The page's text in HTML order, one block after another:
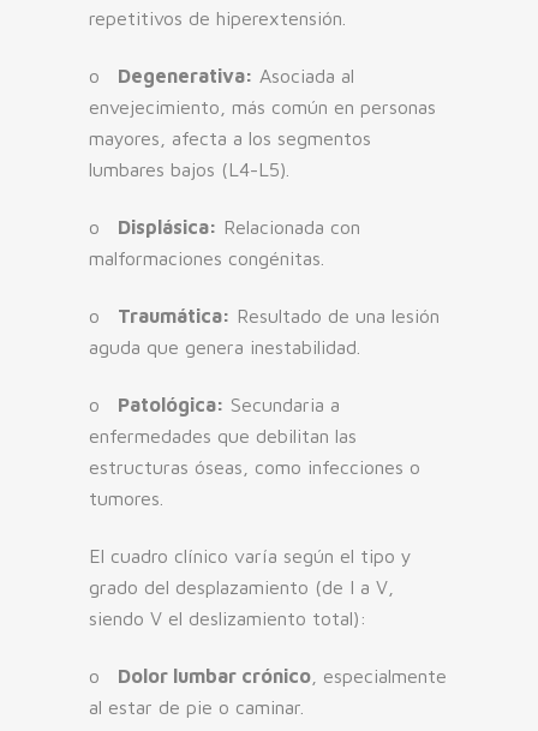
repetitivos de hiperextensión.
o Degenerativa: Asociada al
envejecimiento, más común en personas
mayores, afecta a los segmentos
lumbares bajos (L4-L5).
o Displásica: Relacionada con
malformaciones congénitas.
o Traumática: Resultado de una lesión
aguda que genera inestabilidad.
o Patológica: Secundaria a
enfermedades que debilitan las
estructuras óseas, como infecciones o
tumores.
El cuadro clínico varía según el tipo y
grado del desplazamiento (de I a V,
siendo V el deslizamiento total):
o Dolor lumbar crónico , especialmente
al estar de pie o caminar.